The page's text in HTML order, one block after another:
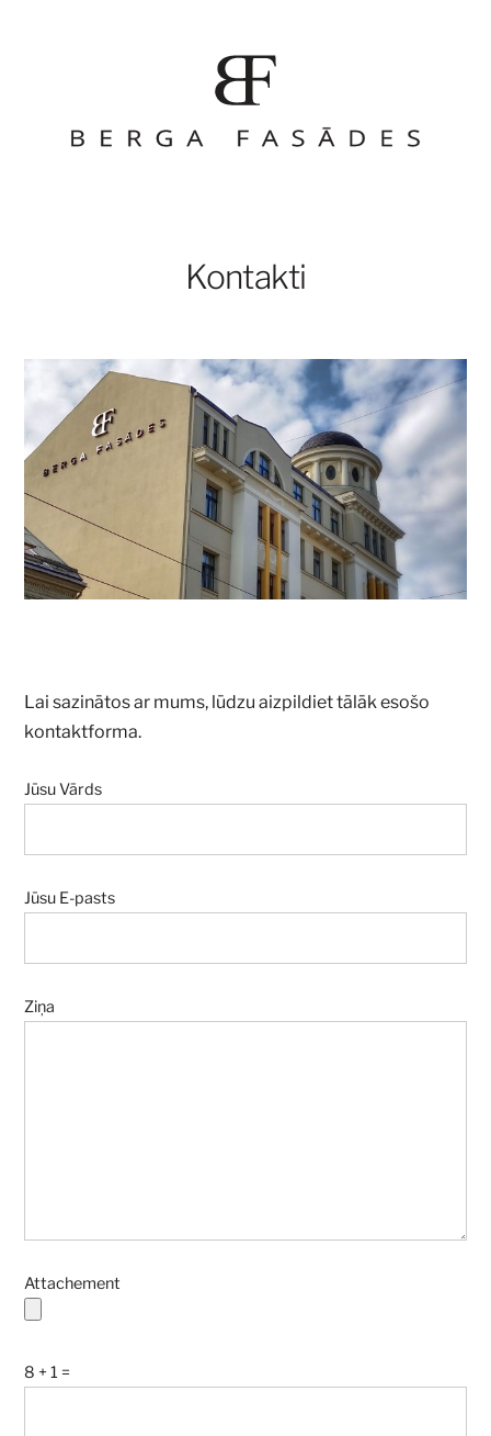
Kontakti
Lai sazinātos ar mums, lūdzu aizpildiet tālāk esošo
kontaktforma.
Jūsu Vārds
Jūsu E-pasts
Ziņa
Attachement
8 + 1 =